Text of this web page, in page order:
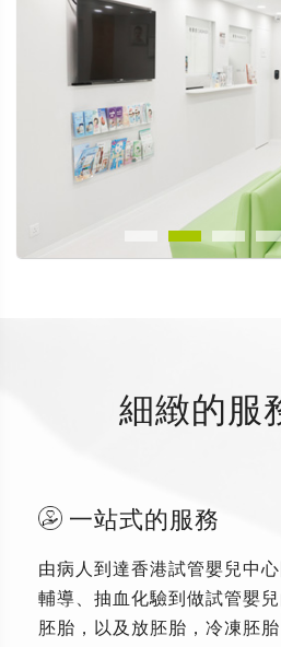
細緻的服
一站式的服務
由病人到達香港試管嬰兒中
輔導、抽血化驗到做試管嬰
胚胎，以及放胚胎，冷凍胚